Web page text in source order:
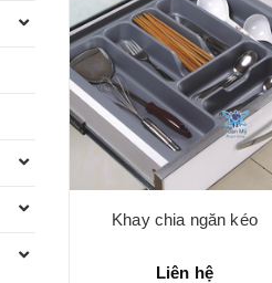
Khay chia ngăn kéo
Liên hệ